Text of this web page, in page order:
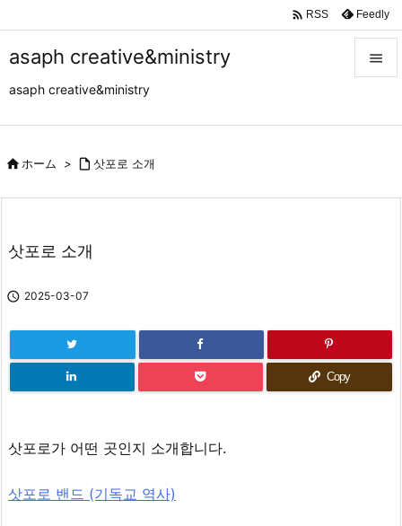
asaph creative&ministry
asaph creative&ministry

 RSS Feedly
ホーム >  삿포로 소개
삿포로 소개
 2025-03-07
Copy
삿포로가 어떤 곳인지 소개합니다.
삿포로 밴드 (기독교 역사)